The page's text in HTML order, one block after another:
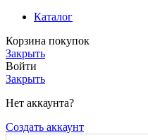
Каталог
Корзина покупок
Закрыть
Войти
Закрыть
Нет аккаунта?
Создать аккаунт